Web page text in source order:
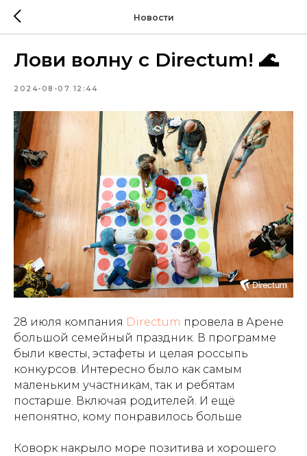
Новости
Лови волну с Directum! 🌊
2024-08-07 12:44
28 июля компания Directum провела в Арене
большой семейный праздник. В программе
были квесты, эстафеты и целая россыпь
конкурсов. Интересно было как самым
маленьким участникам, так и ребятам
постарше. Включая родителей. И ещё
непонятно, кому понравилось больше
Коворк накрыло море позитива и хорошего